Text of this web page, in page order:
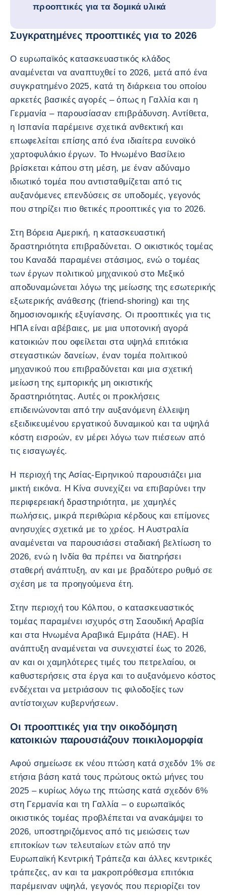
προοπτικές για τα δομικά υλικά
Συγκρατημένες προοπτικές για το 2026
Ο ευρωπαϊκός κατασκευαστικός κλάδος
αναμένεται να αναπτυχθεί το 2026, μετά από ένα
συγκρατημένο 2025, κατά τη διάρκεια του οποίου
αρκετές βασικές αγορές – όπως η Γαλλία και η
Γερμανία – παρουσίασαν επιβράδυνση. Αντίθετα,
η Ισπανία παρέμεινε σχετικά ανθεκτική και
επωφελείται επίσης από ένα ιδιαίτερα ευνοϊκό
χαρτοφυλάκιο έργων. Το Ηνωμένο Βασίλειο
βρίσκεται κάπου στη μέση, με έναν αδύναμο
ιδιωτικό τομέα που αντισταθμίζεται από τις
αυξανόμενες επενδύσεις σε υποδομές, γεγονός
που στηρίζει πιο θετικές προοπτικές για το 2026.
Στη Βόρεια Αμερική, η κατασκευαστική
δραστηριότητα επιβραδύνεται. Ο οικιστικός τομέας
του Καναδά παραμένει στάσιμος, ενώ ο τομέας
των έργων πολιτικού μηχανικού στο Μεξικό
αποδυναμώνεται λόγω της μείωσης της εσωτερικής
εξωτερικής ανάθεσης (friend-shoring) και της
δημοσιονομικής εξυγίανσης. Οι προοπτικές για τις
ΗΠΑ είναι αβέβαιες, με μια υποτονική αγορά
κατοικιών που οφείλεται στα υψηλά επιτόκια
στεγαστικών δανείων, έναν τομέα πολιτικού
μηχανικού που επιβραδύνεται και μια σχετική
μείωση της εμπορικής μη οικιστικής
δραστηριότητας. Αυτές οι προκλήσεις
επιδεινώνονται από την αυξανόμενη έλλειψη
εξειδικευμένου εργατικού δυναμικού και τα υψηλά
κόστη εισροών, εν μέρει λόγω των πιέσεων από
τις εισαγωγές.
Η περιοχή της Ασίας-Ειρηνικού παρουσιάζει μια
μικτή εικόνα. Η Κίνα συνεχίζει να επιβαρύνει την
περιφερειακή δραστηριότητα, με χαμηλές
πωλήσεις, μικρά περιθώρια κέρδους και επίμονες
ανησυχίες σχετικά με το χρέος. Η Αυστραλία
αναμένεται να παρουσιάσει σταδιακή βελτίωση το
2026, ενώ η Ινδία θα πρέπει να διατηρήσει
σταθερή ανάπτυξη, αν και με βραδύτερο ρυθμό σε
σχέση με τα προηγούμενα έτη.
Στην περιοχή του Κόλπου, ο κατασκευαστικός
τομέας παραμένει ισχυρός στη Σαουδική Αραβία
και στα Ηνωμένα Αραβικά Εμιράτα (ΗΑΕ). Η
ανάπτυξη αναμένεται να συνεχιστεί έως το 2026,
αν και οι χαμηλότερες τιμές του πετρελαίου, οι
καθυστερήσεις στα έργα και το αυξανόμενο κόστος
ενδέχεται να μετριάσουν τις φιλοδοξίες των
αντίστοιχων κυβερνήσεων.
Οι προοπτικές για την οικοδόμηση
κατοικιών παρουσιάζουν ποικιλομορφία
Αφού σημείωσε εκ νέου πτώση κατά σχεδόν 1% σε
ετήσια βάση κατά τους πρώτους οκτώ μήνες του
2025 – κυρίως λόγω της πτώσης κατά σχεδόν 6%
στη Γερμανία και τη Γαλλία – ο ευρωπαϊκός
οικιστικός τομέας προβλέπεται να ανακάμψει το
2026, υποστηριζόμενος από τις μειώσεις των
επιτοκίων των τελευταίων ετών από την
Ευρωπαϊκή Κεντρική Τράπεζα και άλλες κεντρικές
τράπεζες, αν και τα μακροπρόθεσμα επιτόκια
παρέμειναν υψηλά, γεγονός που περιορίζει τον